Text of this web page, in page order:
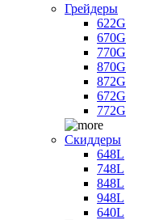
Грейдеры
622G
670G
770G
870G
872G
672G
772G
Скиддеры
648L
748L
848L
948L
640L